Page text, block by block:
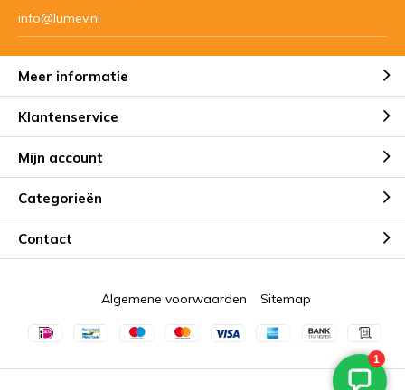
info@lumev.nl
Meer informatie
Klantenservice
Mijn account
Categorieën
Contact
Algemene voorwaarden Sitemap